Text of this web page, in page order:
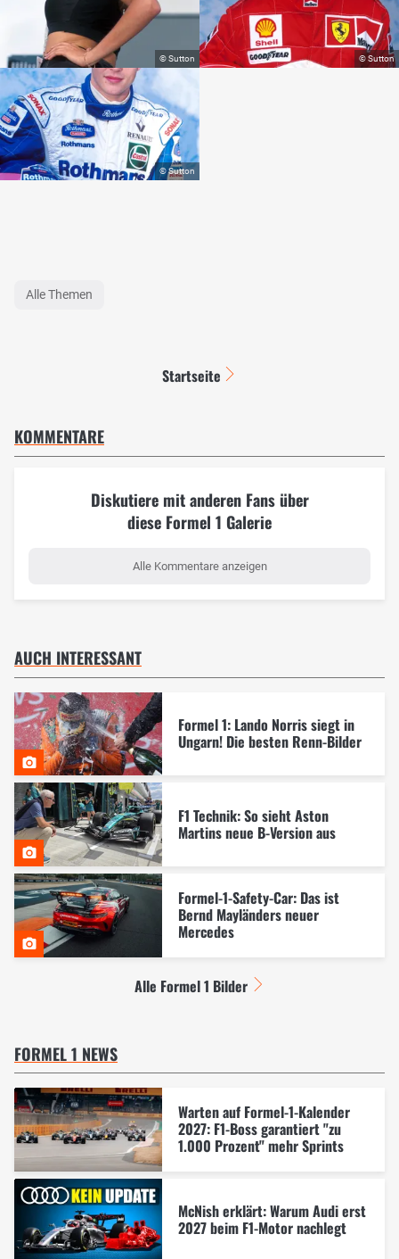
Alle Themen
Startseite
KOMMENTARE
Diskutiere mit anderen Fans über
diese Formel 1 Galerie
Alle Kommentare anzeigen
AUCH INTERESSANT
Formel 1: Lando Norris siegt in
Ungarn! Die besten Renn-Bilder
F1 Technik: So sieht Aston
Martins neue B-Version aus
Formel-1-Safety-Car: Das ist
Bernd Mayländers neuer
Mercedes
Alle Formel 1 Bilder
FORMEL 1 NEWS
Warten auf Formel-1-Kalender
2027: F1-Boss garantiert "zu
1.000 Prozent" mehr Sprints
McNish erklärt: Warum Audi erst
2027 beim F1-Motor nachlegt